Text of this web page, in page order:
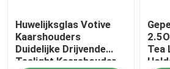
Huwelijksglas Votive
Kaarshouders
Duidelijke Drijvende
Tealight Kaarshouder
Tea